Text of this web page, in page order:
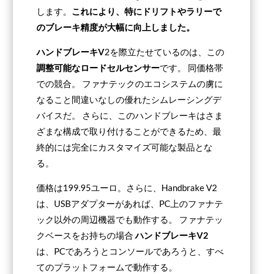
します。 これにより、特にドリフトやラリーで
のブレーキ精度が大幅に向上しました。
ハンドブレーキV2を際立たせているのは、この
調整可能なロードセルセンサーです。
同価格帯
での競合。 ファナテックのエコシステムの虜に
なること間違いなしの優れたシムレーシングデ
バイスだ。 さらに、このハンドブレーキはさま
ざまな構成で取り付けることができるため、最
終的には完全にカスタマイズ可能な製品とな
る。
価格は199.95ユーロ。さらに、Handbrake V2
は、USBアダプターがあれば、PC上のファナテ
ック以外の周辺機器でも動作する。 ファナテッ
クベースをお持ちの場合ハンドブレーキV2
は、PCであろうとコンソールであろうと、すべ
てのプラットフォームで動作する。